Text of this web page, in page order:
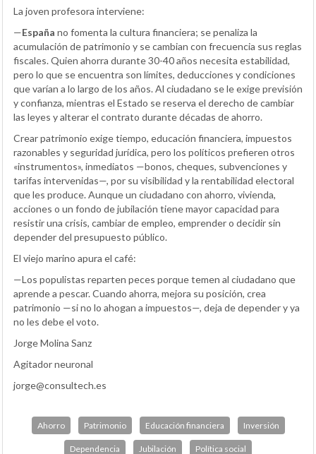
La joven profesora interviene:
—España no fomenta la cultura financiera; se penaliza la
acumulación de patrimonio y se cambian con frecuencia sus reglas
fiscales. Quien ahorra durante 30-40 años necesita estabilidad,
pero lo que se encuentra son límites, deducciones y condiciones
que varían a lo largo de los años. Al ciudadano se le exige previsión
y confianza, mientras el Estado se reserva el derecho de cambiar
las leyes y alterar el contrato durante décadas de ahorro.
Crear patrimonio exige tiempo, educación financiera, impuestos
razonables y seguridad jurídica, pero los políticos prefieren otros
«instrumentos», inmediatos —bonos, cheques, subvenciones y
tarifas intervenidas—, por su visibilidad y la rentabilidad electoral
que les produce. Aunque un ciudadano con ahorro, vivienda,
acciones o un fondo de jubilación tiene mayor capacidad para
resistir una crisis, cambiar de empleo, emprender o decidir sin
depender del presupuesto público.
El viejo marino apura el café:
—Los populistas reparten peces porque temen al ciudadano que
aprende a pescar. Cuando ahorra, mejora su posición, crea
patrimonio —si no lo ahogan a impuestos—, deja de depender y ya
no les debe el voto.
Jorge Molina Sanz
Agitador neuronal
jorge@consultech.es
Ahorro Patrimonio Educación financiera Inversión
Dependencia Jubilación Política social